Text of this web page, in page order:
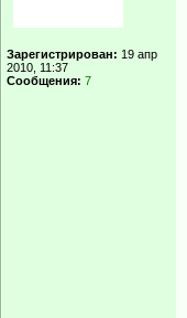
Зарегистрирован: 19 апр
2010, 11:37
Сообщения: 7